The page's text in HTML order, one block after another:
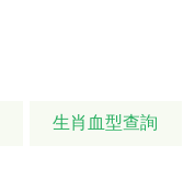
生肖血型查詢